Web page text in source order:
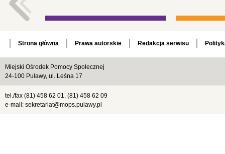
Strona główna Prawa autorskie Redakcja serwisu
Miejski Ośrodek Pomocy Społecznej
24-100 Puławy, ul. Leśna 17
tel./fax (81) 458 62 01, (81) 458 62 09
e-mail: sekretariat@mops.pulawy.pl